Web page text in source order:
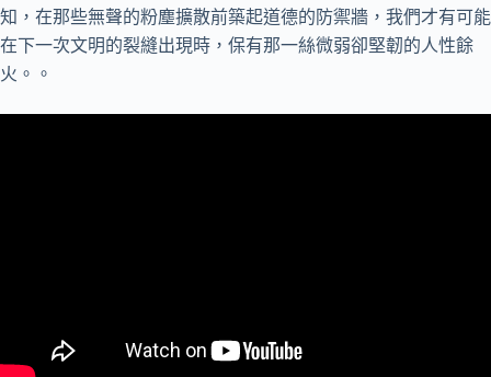
知，在那些無聲的粉塵擴散前築起道德的防禦牆，我們才有可能
在下一次文明的裂縫出現時，保有那一絲微弱卻堅韌的人性餘
火。。